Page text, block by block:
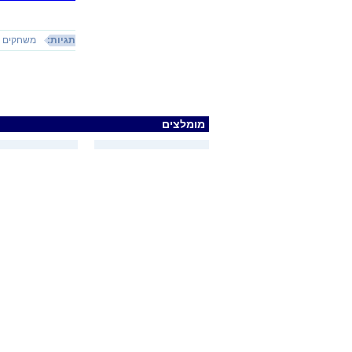
תגיות: משחקים
מומלצים